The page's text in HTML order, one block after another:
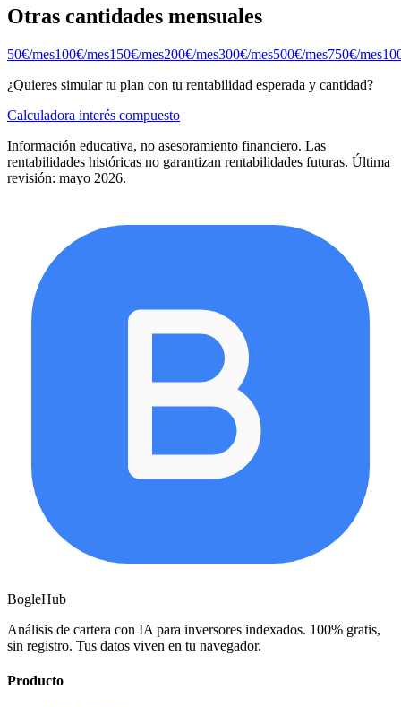
Otras cantidades mensuales
50€/mes100€/mes150€/mes200€/mes300€/mes500€/mes750€/mes
¿Quieres simular tu plan con tu rentabilidad esperada y cantidad?
Calculadora interés compuesto
Información educativa, no asesoramiento financiero. Las
rentabilidades históricas no garantizan rentabilidades futuras. Última
revisión: mayo 2026.
BogleHub
Análisis de cartera con IA para inversores indexados. 100% gratis,
sin registro. Tus datos viven en tu navegador.
Producto